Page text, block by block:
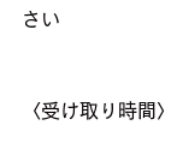
さい
〈受け取り時間〉